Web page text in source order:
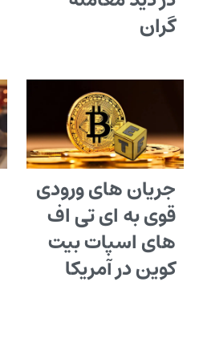
گران
جریان های ورودی
قوی به ای تی اف
های اسپات بیت
کوین در آمریکا